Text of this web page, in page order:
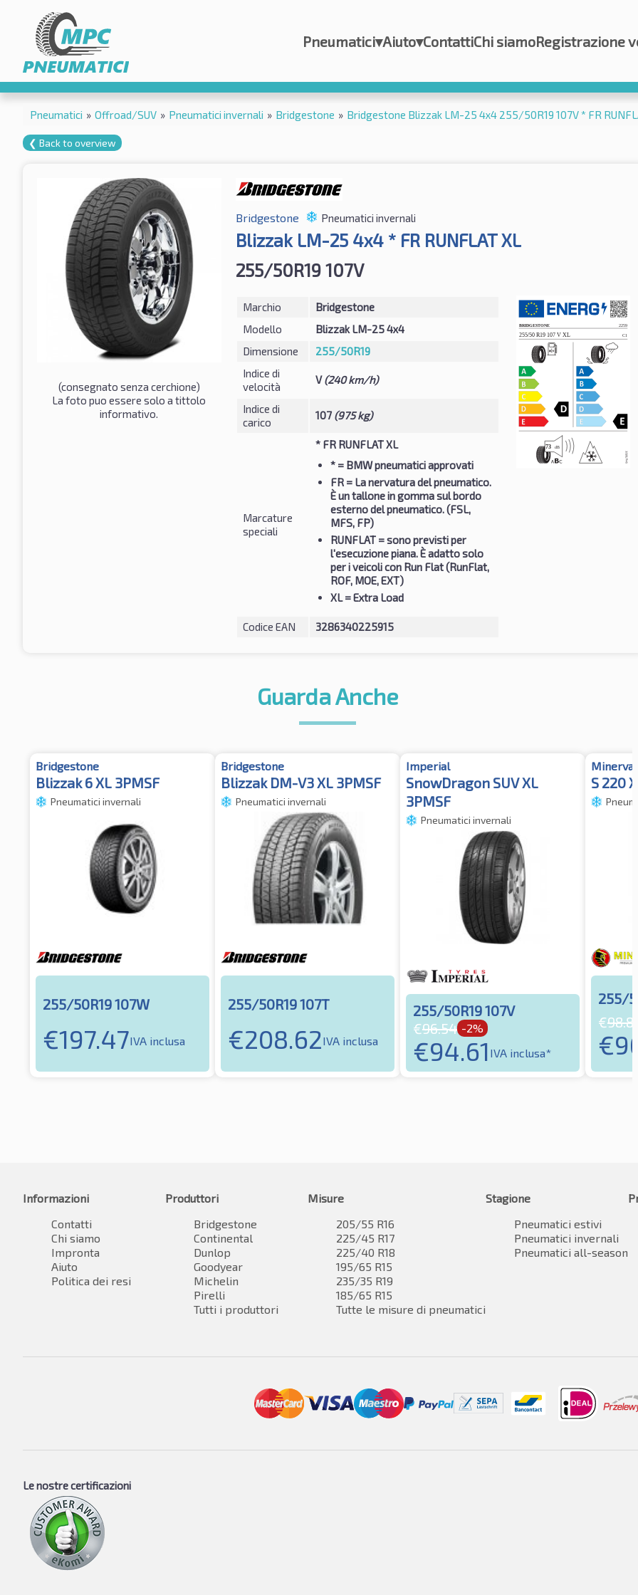
Pneumatici▾Aiuto▾ContattiChi siamoRegistrazione
Pneumatici » Offroad/SUV » Pneumatici invernali » Bridgestone » Bridgestone Blizzak LM-25 4x4 255/50R19 107V * FR
❮ Back to overview
(consegnato senza cerchione)
La foto puo essere solo a tittolo
informativo.
Bridgestone Pneumatici invernali
Blizzak LM-25 4x4 * FR RUNFLAT XL
255/50R19 107V
Marchio
Bridgestone
Modello
Blizzak LM-25 4x4
Dimensione
255/50R19
Indice di
velocità
V(240 km/h)
Indice di
carico
107 (975 kg)
Marcature
speciali
* FR RUNFLAT XL
*= BMW pneumatici approvati
FR= La nervatura del pneumatico.
È un tallone in gomma sul bordo
esterno del pneumatico. (FSL,
MFS, FP)
RUNFLAT= sono previsti per
l'esecuzione piana. È adatto solo
per i veicoli con Run Flat (RunFlat,
ROF, MOE, EXT)
XL= Extra Load
Codice EAN 3286340225915
Guarda Anche
Bridgestone
Blizzak 6 XL 3PMSF
Pneumatici invernali
255/50R19 107W
€197.47IVA inclusa
Bridgestone
Blizzak DM-V3 XL 3PMSF
Pneumatici invernali
255/50R19 107T
€208.62IVA inclusa
Imperial
SnowDragon SUV XL
3PMSF
Pneumatici invernali
255/50R19 107V
€96.54 -2%
€94.61 IVA inclusa*
Minerva
S 220 XL
255/
€98.82
€
Informazioni
Contatti
Chi siamo
Impronta
Aiuto
Politica dei resi
Produttori
Bridgestone
Continental
Dunlop
Goodyear
Michelin
Pirelli
Tutti i produttori
Misure
205/55 R16
225/45 R17
225/40 R18
195/65 R15
235/35 R19
185/65 R15
Tutte le misure di pneumatici
Stagione
Pneumatici estivi
Pneumatici invernali
Pneumatici all-season
Le nostre certificazioni